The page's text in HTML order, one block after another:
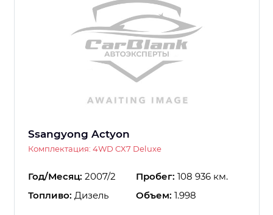
Ssangyong Actyon
Комплектация: 4WD CX7 Deluxe
Год/Месяц: 2007/2 Пробег: 108 936 км.
Топливо: Дизель Объем: 1.998